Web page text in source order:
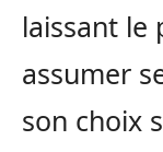
laissant le
assumer
son choix